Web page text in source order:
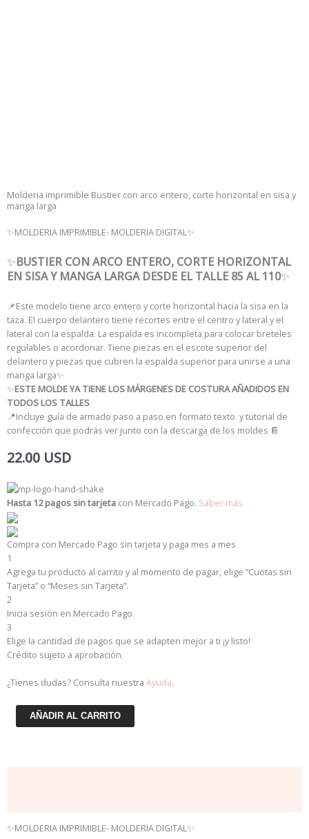
Molderia imprimible Bustier con arco entero, corte horizontal en sisa y
manga larga
✨MOLDERIA IMPRIMIBLE- MOLDERIA DIGITAL✨
✨BUSTIER CON ARCO ENTERO, CORTE HORIZONTAL
EN SISA Y MANGA LARGA DESDE EL TALLE 85 AL 110✨
📌Este modelo tiene arco entero y corte horizontal hacia la sisa en la
taza. El cuerpo delantero tiene recortes entre el centro y lateral y el
lateral con la espalda. La espalda es incompleta para colocar breteles
regulables o acordonar. Tiene piezas en el escote superior del
delantero y piezas que cubren la espalda superior para unirse a una
manga larga✨
✨ESTE MOLDE YA TIENE LOS MÁRGENES DE COSTURA AÑADIDOS EN
TODOS LOS TALLES
📍Incluye guía de armado paso a paso en formato texto y tutorial de
confección que podrás ver junto con la descarga de los moldes 📔
22.00 USD
Hasta 12 pagos sin tarjeta con Mercado Pago. Saber más
Compra con Mercado Pago sin tarjeta y paga mes a mes
1
Agrega tu producto al carrito y al momento de pagar, elige “Cuotas sin
Tarjeta” o “Meses sin Tarjeta”.
2
Inicia sesión en Mercado Pago.
3
Elige la cantidad de pagos que se adapten mejor a ti ¡y listo!
Crédito sujeto a aprobación.
¿Tienes dudas? Consulta nuestra Ayuda.
Molderia
imprimible
Bustier
con
arco
entero,
corte
horizontal
en
sisa
y
manga
larga
AÑADIR AL CARRITO
✨MOLDERIA IMPRIMIBLE- MOLDERIA DIGITAL✨